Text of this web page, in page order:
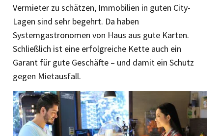
Vermieter zu schätzen, Immobilien in guten City-
Lagen sind sehr begehrt. Da haben
Systemgastronomen von Haus aus gute Karten.
Schließlich ist eine erfolgreiche Kette auch ein
Garant für gute Geschäfte – und damit ein Schutz
gegen Mietausfall.